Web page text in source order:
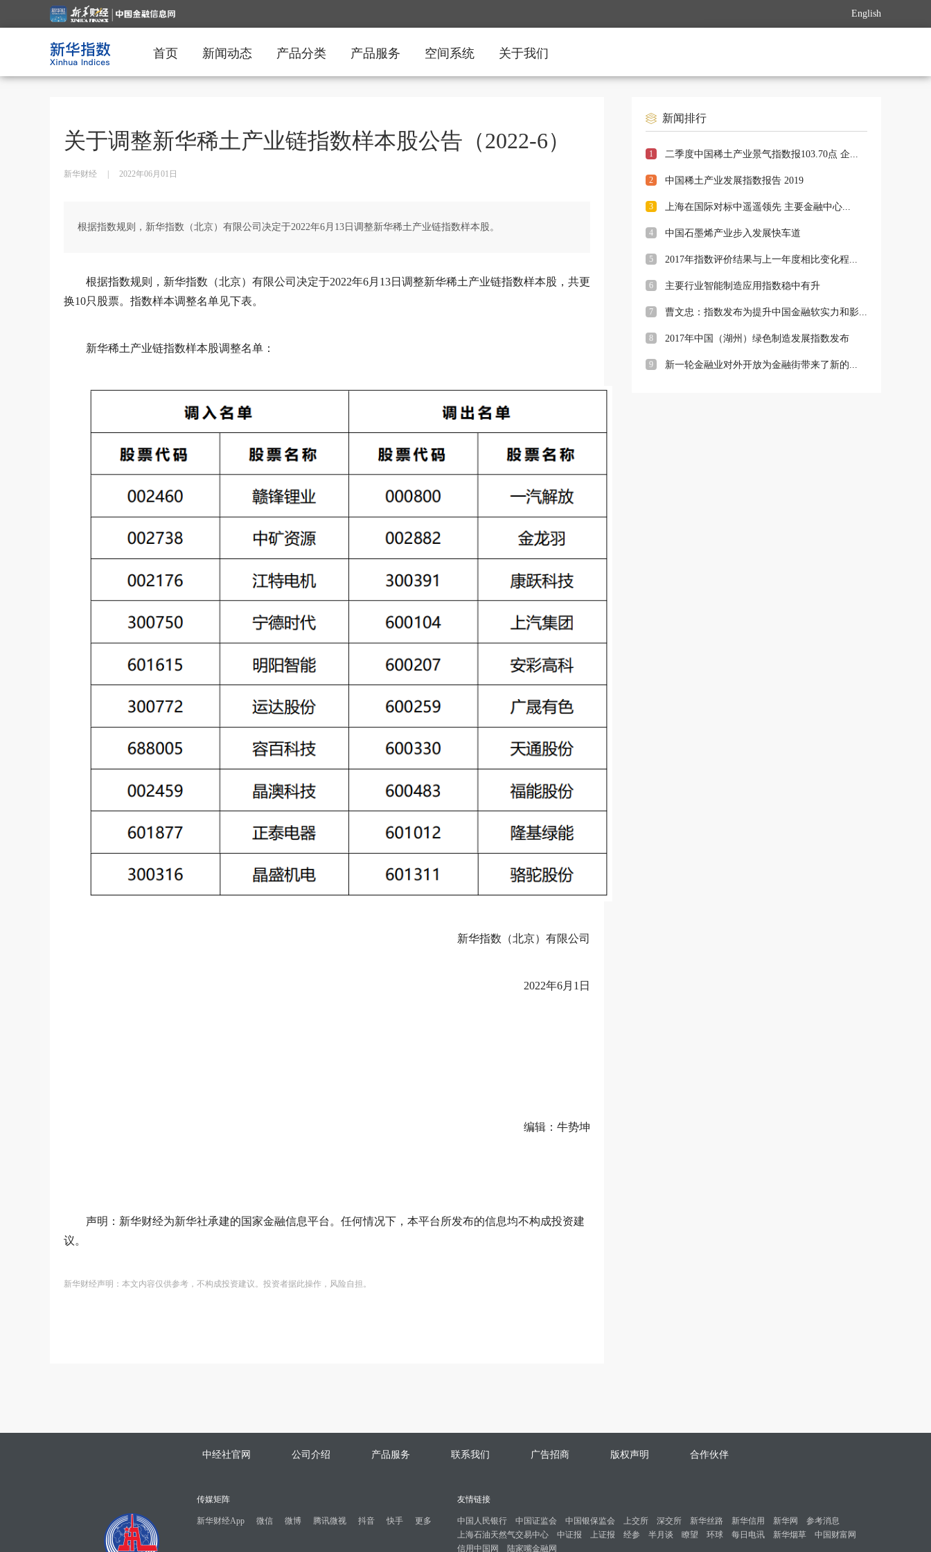
English
首页 新闻动态 产品分类 产品服务 空间系统 关于我们
关于调整新华稀土产业链指数样本股公告（2022-6）
新华财经 2022年06月01日
根据指数规则，新华指数（北京）有限公司决定于2022年6月13日调整新华稀土产业链指数样本股。
根据指数规则，新华指数（北京）有限公司决定于2022年6月13日调整新华稀土产业链指数样本股，共更
换10只股票。指数样本调整名单见下表。
新华稀土产业链指数样本股调整名单：
新华指数（北京）有限公司
2022年6月1日
编辑：牛势坤
声明：新华财经为新华社承建的国家金融信息平台。任何情况下，本平台所发布的信息均不构成投资建
议。
新华财经声明：本文内容仅供参考，不构成投资建议。投资者据此操作，风险自担。
新闻排行
1 二季度中国稀土产业景气指数报103.70点 企...
2 中国稀土产业发展指数报告 2019
3 上海在国际对标中遥遥领先 主要金融中心...
4 中国石墨烯产业步入发展快车道
5 2017年指数评价结果与上一年度相比变化程...
6 主要行业智能制造应用指数稳中有升
7 曹文忠：指数发布为提升中国金融软实力和影...
8 2017年中国（湖州）绿色制造发展指数发布
9 新一轮金融业对外开放为金融街带来了新的...
中经社官网 公司介绍 产品服务 联系我们 广告招商 版权声明 合作伙伴
传媒矩阵
新华财经App 微信 微博 腾讯微视 抖音 快手 更多
友情链接
中国人民银行 中国证监会 中国银保监会 上交所 深交所 新华丝路 新华信用 新华网
参考消息
上海石油天然气交易中心
中证报 上证报 经参 半月谈 瞭望 环球 每日电讯 新华烟草
中国财富网
信用中国网
陆家嘴金融网